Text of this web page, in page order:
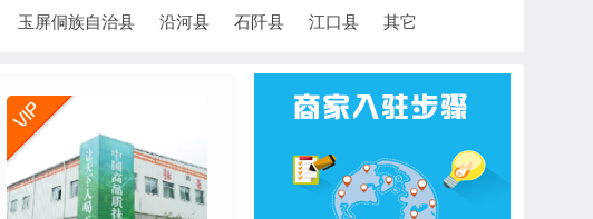
玉屏侗族自治县 沿河县 石阡县 江口县 其它